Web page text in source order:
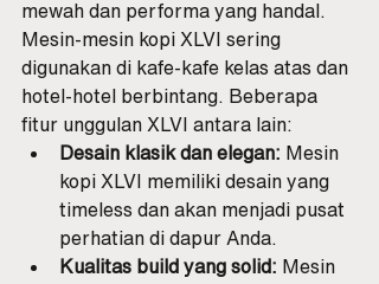
mewah dan performa yang handal.
Mesin-mesin kopi XLVI sering
digunakan di kafe-kafe kelas atas dan
hotel-hotel berbintang. Beberapa
fitur unggulan XLVI antara lain:
Desain klasik dan elegan: Mesin
kopi XLVI memiliki desain yang
timeless dan akan menjadi pusat
perhatian di dapur Anda.
Kualitas build yang solid: Mesin